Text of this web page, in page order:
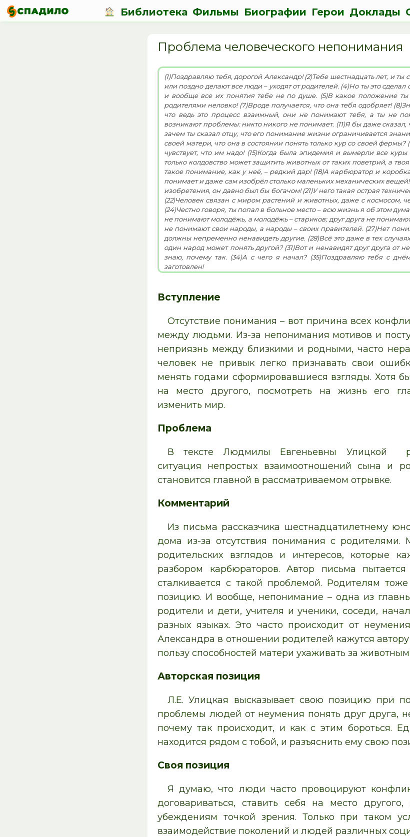
Библиотека Фильмы Биографии Герои Доклады
Проблема человеческого непонимания
(1)Поздравляю тебя, дорогой Александр! (2)Тебе шестнадцать лет, и ты
или поздно делают все люди – уходят от родителей. (4)Но ты это
и вообще все их понятия тебе не по душе. (5)В какое положение
родителями неловко! (7)Вроде получается, что она тебя одобряет!
что ведь это процесс взаимный, они не понимают тебя, а ты не
возникают проблемы: никто никого не понимает. (11)Я бы даже
зачем ты сказал отцу, что его понимание жизни ограничивается
своей матери, что она в состоянии понять только кур со своей фермы? (13)Это надо было такую глупость сказать! (14)Она понимает своих кур,
чувствует, что им надо! (15)Когда была эпидемия и вымерли все
только колдовство может защитить животных от таких поветрий, а
такое понимание, как у неё, – редкий дар! (18)А карбюратор и коробка передач? (19)Да это же сложные механизмы, а отец твой их глубоко
понимает и даже сам изобрёл столько маленьких механических
изобретения, он давно был бы богачом! (21)У него такая острая
(22)Человек связан с миром растений и животных, даже с космосом,
(24)Честно говоря, ты попал в больное место – всю жизнь я об этом
не понимают молодёжь, а молодёжь – стариков; друг друга не
не понимают свои народы, а народы – своих правителей. (27)Нет
должны непременно ненавидеть другие. (28)Всё это даже в тех
один народ может понять другой? (31)Вот и ненавидят друг друга от
знаю, почему так. (34)А с чего я начал? (35)Поздравляю тебя с днём рождения! (36)Давай повидаемся! (37)У меня для тебя подарочек
заготовлен!
Вступление
Отсутствие понимания – вот причина всех
между людьми. Из-за непонимания мотивов и
неприязнь между близкими и родными, часто
человек не привык легко признавать свои
менять годами сформировавшиеся взгляды. Хотя
на место другого, посмотреть на жизнь его
изменить мир.
Проблема
В тексте Людмилы Евгеньевны Улицкой
ситуация непростых взаимоотношений сына и
становится главной в рассматриваемом отрывке.
Комментарий
Из письма рассказчика шестнадцатилетнему
дома из-за отсутствия понимания с родителями.
родительских взглядов и интересов, которые
разбором карбюраторов. Автор письма
сталкивается с такой проблемой. Родителям
позицию. И вообще, непонимание – одна из
родители и дети, учителя и ученики, соседи,
разных языках. Это часто происходит от
Александра в отношении родителей кажутся
пользу способностей матери ухаживать за
Авторская позиция
Л.Е. Улицкая высказывает свою позицию при
проблемы людей от неумения понять друг друга,
почему так происходит, и как с этим бороться.
находится рядом с тобой, и разъяснить ему свою
Своя позиция
Я думаю, что люди часто провоцируют
договариваться, ставить себя на место
убеждениям точкой зрения. Только при таком
взаимодействие поколений и людей различных